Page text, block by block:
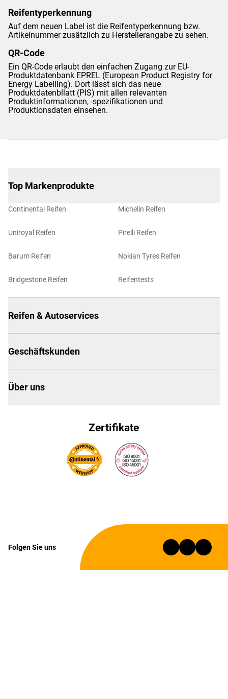
Reifentyperkennung
Auf dem neuen Label ist die Reifentyperkennung bzw.
Artikelnummer zusätzlich zu Herstellerangabe zu sehen.
QR-Code
Ein QR-Code erlaubt den einfachen Zugang zur EU-
Produktdatenbank EPREL (European Product Registry for
Energy Labelling). Dort lässt sich das neue
Produktdatenbllatt (PIS) mit allen relevanten
Produktinformationen, -spezifikationen und
Produktionsdaten einsehen.
Top Markenprodukte
Continental Reifen
Uniroyal Reifen
Barum Reifen
Bridgestone Reifen
Michelin Reifen
Pirelli Reifen
Nokian Tyres Reifen
Reifentests
Reifen & Autoservices
Geschäftskunden
Über uns
Zertifikate
Folgen Sie uns